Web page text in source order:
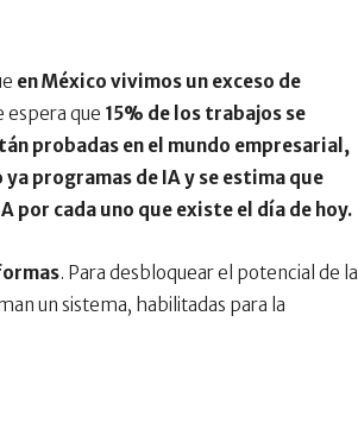
en México vivimos un exceso de
espera que 15% de los trabajos se
probadas en el mundo empresarial,
programas de IA y se estima que
por cada uno que existe el día de hoy.
. Para desbloquear el potencial de la
un sistema, habilitadas para la